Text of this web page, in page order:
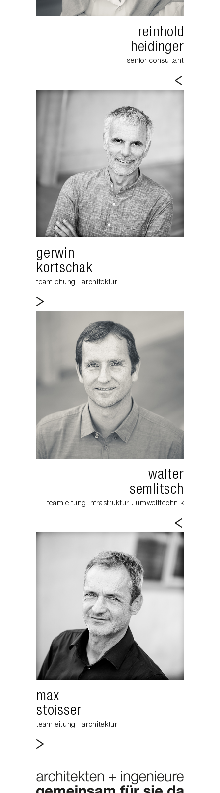
reinhold
heidinger
senior consultant
gerwin
kortschak
teamleitung . architektur
walter
semlitsch
teamleitung infrastruktur . umwelttechnik
max
stoisser
teamleitung . architektur